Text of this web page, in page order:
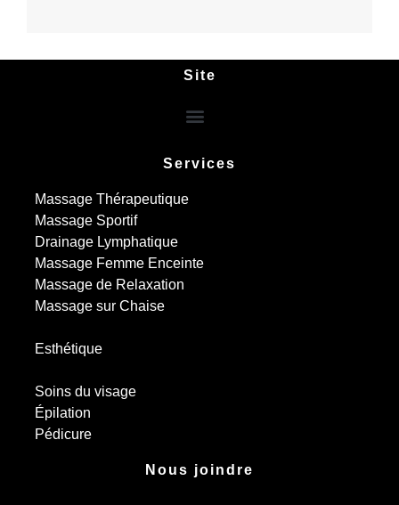
Site
Services
Massage Thérapeutique
Massage Sportif
Drainage Lymphatique
Massage Femme Enceinte
Massage de Relaxation
Massage sur Chaise
Esthétique
Soins du visage
Épilation
Pédicure
Nous joindre